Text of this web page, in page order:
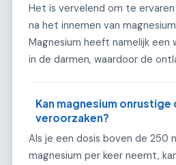
Het is vervelend om te
na het innemen van
Magnesium heeft namelijk
in de darmen, waardoor de
Kan magnesium onrustige
veroorzaken?
Als je een dosis boven de 250
magnesium per keer neemt,